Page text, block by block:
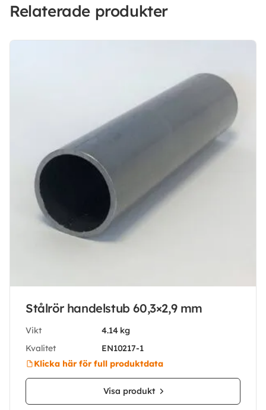
Relaterade produkter
Stålrör handelstub 60,3×2,9 mm
Vikt
4.14 kg
Kvalitet
EN10217-1
Klicka här för full produktdata
Visa produkt